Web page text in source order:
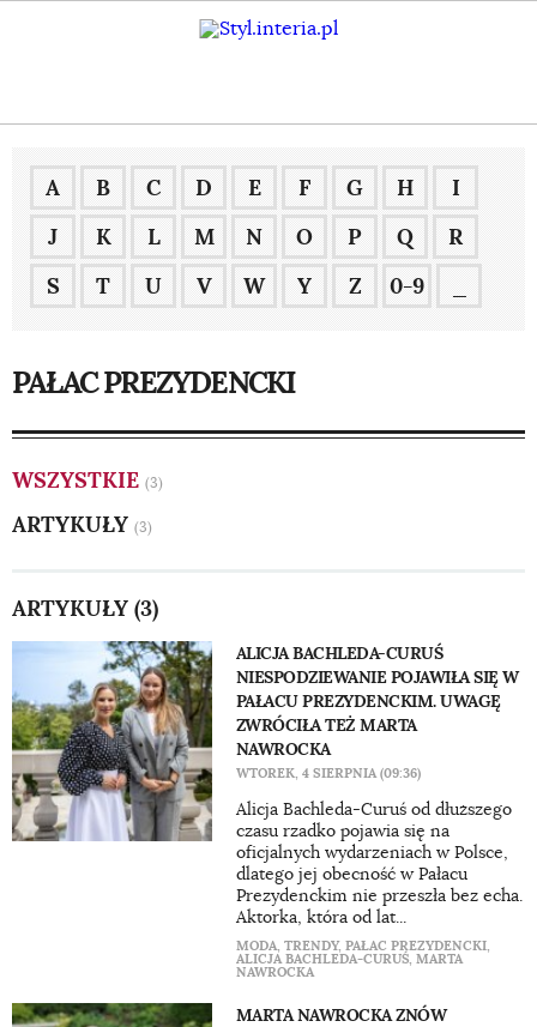
A B C D E F G H
I
J
K L M N O P Q
R
S
T U V W Y Z 0-9
PAŁAC PREZYDENCKI
WSZYSTKIE (3)
ARTYKUŁY (3)
ARTYKUŁY (3)
ALICJA BACHLEDA-CURUŚ
NIESPODZIEWANIE POJAWIŁA SIĘ W
PAŁACU PREZYDENCKIM. UWAGĘ
ZWRÓCIŁA TEŻ MARTA
NAWROCKA
WTOREK, 4 SIERPNIA (09:36)
Alicja Bachleda-Curuś od dłuższego
czasu rzadko pojawia się na
oficjalnych wydarzeniach w Polsce,
dlatego jej obecność w Pałacu
Prezydenckim nie przeszła bez echa.
Aktorka, która od lat...
MODA, TRENDY, PAŁAC PREZYDENCKI,
ALICJA BACHLEDA-CURUŚ, MARTA
NAWROCKA
MARTA NAWROCKA ZNÓW